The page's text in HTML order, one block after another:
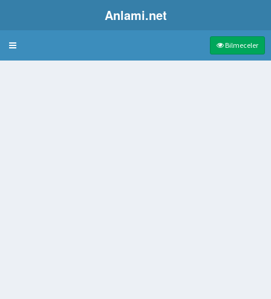
Anlami.net
Bulmaca Bilmeceler